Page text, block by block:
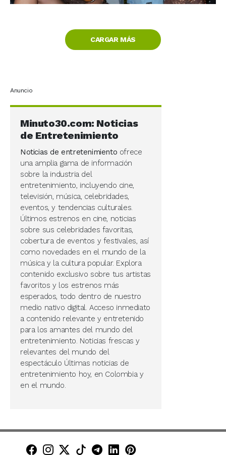
CARGAR MÁS
Anuncio
Minuto30.com: Noticias
de Entretenimiento
Noticias de entretenimiento ofrece
una amplia gama de información
sobre la industria del
entretenimiento, incluyendo cine,
televisión, música, celebridades,
eventos, y tendencias culturales.
Últimos estrenos en cine, noticias
sobre sus celebridades favoritas,
cobertura de eventos y festivales, así
como novedades en el mundo de la
música y la cultura popular. Explora
contenido exclusivo sobre tus artistas
favoritos y los estrenos más
esperados, todo dentro de nuestro
medio nativo digital. Acceso inmediato
a contenido relevante y entretenido
para los amantes del mundo del
entretenimiento. Noticias frescas y
relevantes del mundo del
espectáculo Últimas noticias de
entretenimiento hoy, en Colombia y
en el mundo.
Minuto30 en Facebook
Minuto30 en Instagram
Minuto30 en X (Twitter)
Minuto30 en TikTok
Canal de Minuto30 en
Minuto30 en LinkedIn
Minuto30 en